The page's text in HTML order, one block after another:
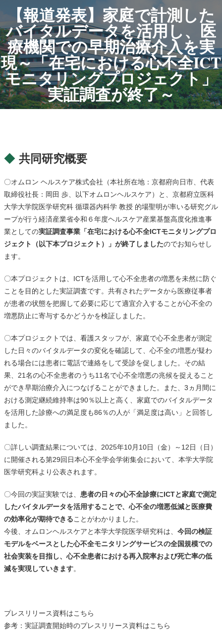
【報道発表】家庭で計測した
バイタルデータを活用し、医
療機関での早期治療介入を実
現～「在宅における心不全ICT
モニタリングプロジェクト」
実証調査が終了～
共同研究概要
〇オムロン ヘルスケア株式会社（本社所在地：京都府向日市、代表
取締役社長：岡田 歩、以下オムロンヘルスケア）と、京都府立医科
大学大学院医学研究科 循環器内科学 教授 的場聖明が率いる研究グル
ープが行う経済産業省令和６年度ヘルスケア産業基盤高度化推進事
業としての実証調査事業「在宅における心不全ICTモニタリングプロ
ジェクト（以下本プロジェクト）」が終了しましたのでお知らせし
ます。
〇本プロジェクトは、ICTを活用して心不全患者の増悪を未然に防ぐ
ことを目的とした実証調査です。共有されたデータから医療従事者
が患者の状態を把握して必要に応じて適宜介入することが心不全の
増悪防止に寄与するかどうかを検証しました。
〇本プロジェクトでは、看護スタッフが、家庭で心不全患者が測定
した日々のバイタルデータの変化を確認して、心不全の増悪が疑わ
れる場合には患者に電話で連絡をして受診を促しました。その結
果、21名の心不全患者のうち11名で心不全増悪の兆候を捉えること
ができ早期治療介入につなげることができました。また、3ヵ月間に
おける測定継続維持率は90％以上と高く、家庭でのバイタルデータ
を活用した診療への満足度も86％の人が「満足度は高い」と回答し
ました。
〇詳しい調査結果については、2025年10月10日（金）～12日（日）
に開催される第29回日本心不全学会学術集会において、本学大学院
医学研究科より公表されます。
〇今回の実証実験では、 患者の日々の心不全診療にICTと家庭で測定
したバイタルデータを活用することで、心不全の増悪低減と医療費
の効率化が期待できることがわかりました。
今後、オムロンヘルスケアと本学大学院医学研究科は、 今回の検証
モデルをベースとした心不全モニタリングサービスの全国規模での
社会実装を目指し、心不全患者における再入院率および死亡率の低
減を実現していきます。
プレスリリース資料はこちら
参考：実証調査開始時のプレスリリース資料はこちら